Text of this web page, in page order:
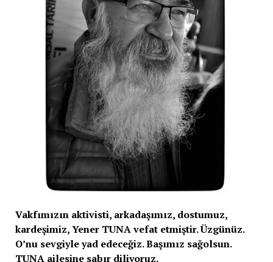
Vakfımızın aktivisti, arkadaşımız, dostumuz,
kardeşimiz, Yener TUNA vefat etmiştir. Üzgünüz.
O’nu sevgiyle yad edeceğiz. Başımız sağolsun.
TUNA ailesine sabır diliyoruz.